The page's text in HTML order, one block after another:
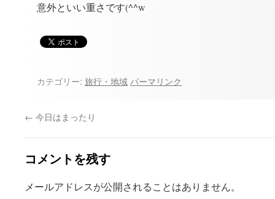
意外といい重さです(^^w
カテゴリー: 旅行・地域 パーマリンク
← 今日はまったり
コメントを残す
メールアドレスが公開されることはありません。